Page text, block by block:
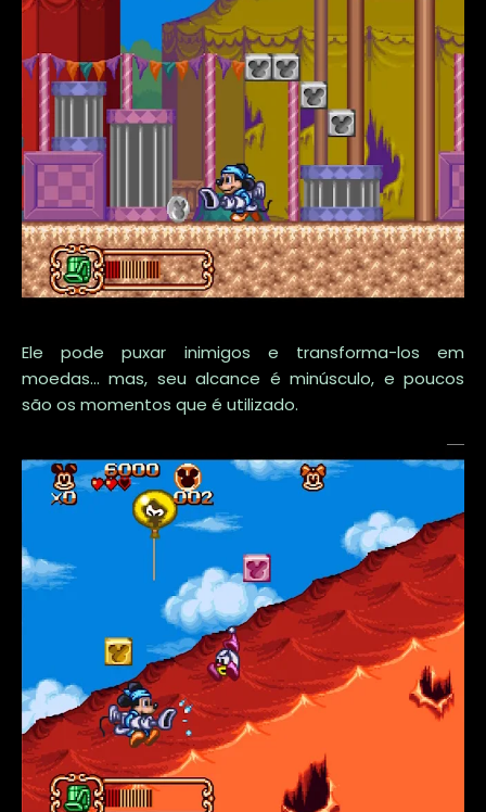
Ele pode puxar inimigos e transforma-los em
moedas... mas, seu alcance é minúsculo, e poucos
são os momentos que é utilizado.